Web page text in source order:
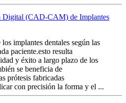
Digital (CAD-CAM) de Implantes
implantes dentales según las
paciente.esto resulta
y éxito a largo plazo de los
se beneficia de
prótesis fabricadas
con precisión la forma y el ...